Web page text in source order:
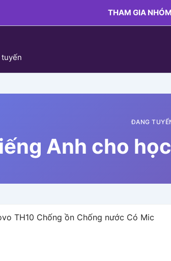
THAM GIA
ĐANG
Anh cho
TH10 Chống ồn Chống nước Có Mic